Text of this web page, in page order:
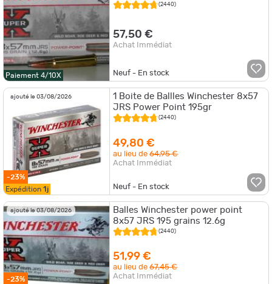
Paiement 4/10X
(2440)
57,50 €
Achat Immédiat
Neuf - En stock
ajouté le 03/08/2026
-23%
Expédition 1j
1 Boite de Ballles Winchester 8x57
JRS Power Point 195gr
(2440)
49,80 €
au lieu de64,95 €
Achat Immédiat
Neuf - En stock
ajouté le 03/08/2026
-23%
Balles Winchester power point
8x57 JRS 195 grains 12.6g
(2440)
51,99 €
au lieu de67,45 €
Achat Immédiat